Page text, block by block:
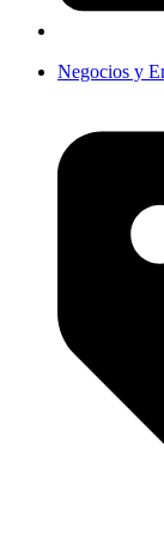
Negocios y